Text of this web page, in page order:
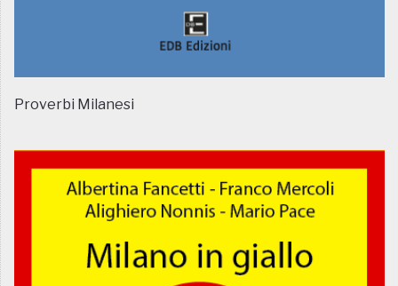
Proverbi Milanesi